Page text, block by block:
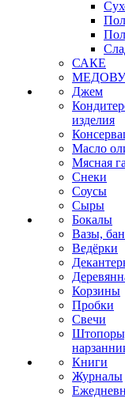
САКЕ
Джем
изделия
Масло
Мясная
Снеки
Соусы
Сыры
Бокалы
Вазы,
Ведёрки
Корзины
Пробки
Свечи
Книги
Журналы